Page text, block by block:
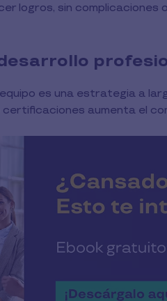
logros, sin
es una estrategia a
aumenta el